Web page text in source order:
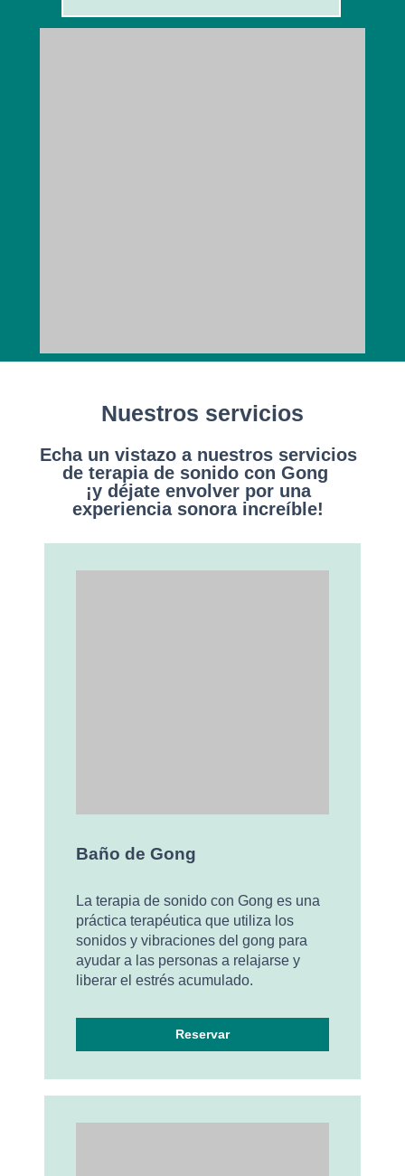
Nuestros servicios
Echa un vistazo a nuestros servicios
de terapia de sonido con Gong
¡y déjate envolver por una
experiencia sonora increíble!
Baño de Gong
La terapia de sonido con Gong es una
práctica terapéutica que utiliza los
sonidos y vibraciones del gong para
ayudar a las personas a relajarse y
liberar el estrés acumulado.
Reservar